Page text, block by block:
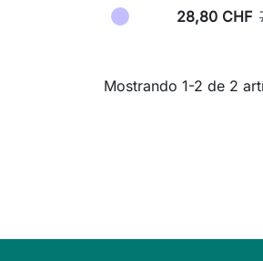
28,80 CHF
Mostrando 1-2 de 2